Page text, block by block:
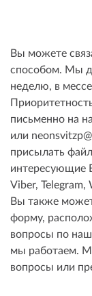
Вы можете
способом. Мы
неделю, в
письменно на
или
присылать
интересующие
Viber,
Вы также
форму,
вопросы по
мы работаем.
вопросы или